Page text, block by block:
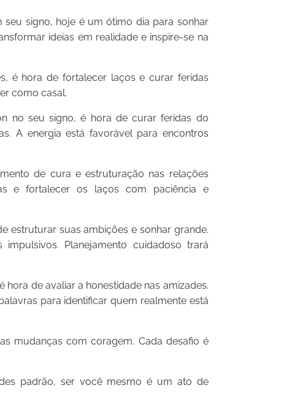
seu signo, hoje é um ótimo dia para sonhar
ideias em realidade e inspire-se na
é hora de fortalecer laços e curar feridas
como casal.
no seu signo, é hora de curar feridas do
A energia está favorável para encontros
de cura e estruturação nas relações
e fortalecer os laços com paciência e
estruturar suas ambições e sonhar grande.
Planejamento cuidadoso trará
de avaliar a honestidade nas amizades.
para identificar quem realmente está
mudanças com coragem. Cada desafio é
padrão, ser você mesmo é um ato de